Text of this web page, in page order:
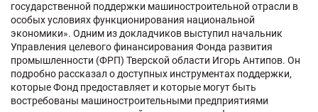
государственной поддержки машиностроительной отрасли в
особых условиях функционирования национальной
экономики». Одним из докладчиков выступил начальник
Управления целевого финансирования Фонда развития
промышленности (ФРП) Тверской области Игорь Антипов. Он
подробно рассказал о доступных инструментах поддержки,
которые Фонд предоставляет и которые могут быть
востребованы машиностроительными предприятиями